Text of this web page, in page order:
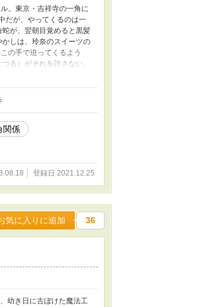
。東京・吉祥寺の一角に
だが、やってくるのは一
が、翌朝目覚めると黒髪
しは、玲奈のスイーツの
の手で迫ってくるよう
る）がそれを許さない。
トルが（勝手に）幕を
関係
登録日 2021.12.25
気に入りに追加 36
幼き日に古ぼけた魔法工